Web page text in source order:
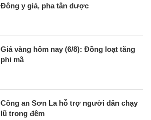
Đông y giả, pha tân dược
Giá vàng hôm nay (6/8): Đồng loạt tăng
phi mã
Công an Sơn La hỗ trợ người dân chạy
lũ trong đêm